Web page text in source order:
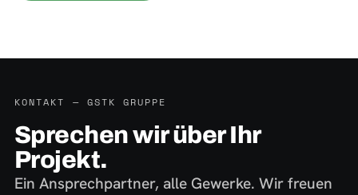
KONTAKT — GSTK GRUPPE
Sprechen wir über Ihr
Projekt.
Ein Ansprechpartner, alle Gewerke. Wir freuen